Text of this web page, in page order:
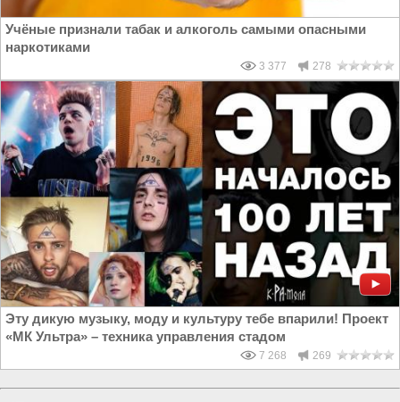
Учёные признали табак и алкоголь самыми опасными
наркотиками
3 377 278
Эту дикую музыку, моду и культуру тебе впарили! Проект
«МК Ультра» – техника управления стадом
7 268 269